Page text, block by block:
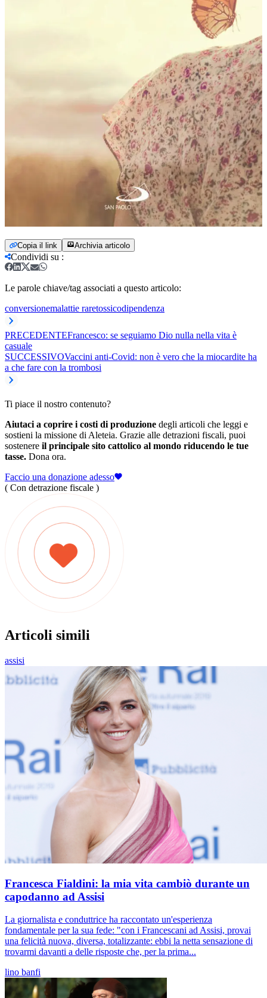
Copia il link Archivia articolo
Condividi su :
Le parole chiave/tag associati a questo articolo:
conversionemalattie raretossicodipendenza
PRECEDENTEFrancesco: se seguiamo Dio nulla nella vita è
casuale
SUCCESSIVOVaccini anti-Covid: non è vero che la miocardite ha
a che fare con la trombosi
Ti piace il nostro contenuto?
Aiutaci a coprire i costi di produzione degli articoli che leggi e
sostieni la missione di Aleteia. Grazie alle detrazioni fiscali, puoi
sostenere il principale sito cattolico al mondo riducendo le tue
tasse. Dona ora.
Faccio una donazione adesso
( Con detrazione fiscale )
Articoli simili
assisi
Francesca Fialdini: la mia vita cambiò durante un
capodanno ad Assisi
La giornalista e conduttrice ha raccontato un'esperienza
fondamentale per la sua fede: "con i Francescani ad Assisi, provai
una felicità nuova, diversa, totalizzante: ebbi la netta sensazione di
trovarmi davanti a delle risposte che, per la prima...
lino banfi